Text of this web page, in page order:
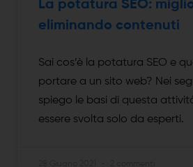
La potatura SEO:
eliminando contenuti
Sai cos’è la potatura SEO e
portare a un sito web? Nei
spiego le basi di questa
essere svolta solo da esperti.